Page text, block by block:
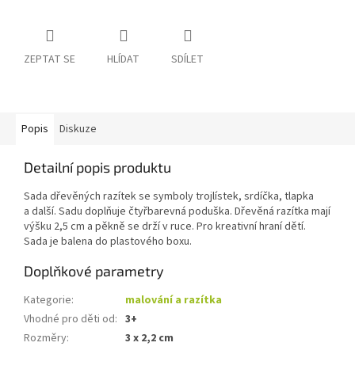
ZEPTAT SE HLÍDAT SDÍLET
Popis Diskuze
Detailní popis produktu
Sada dřevěných razítek se symboly trojlístek, srdíčka, tlapka
a další. Sadu doplňuje čtyřbarevná poduška. Dřevěná razítka mají
výšku 2,5 cm a pěkně se drží v ruce. Pro kreativní hraní dětí.
Sada je balena do plastového boxu.
Doplňkové parametry
Kategorie:
malování a razítka
Vhodné pro děti od: 3+
Rozměry: 3 x 2,2 cm